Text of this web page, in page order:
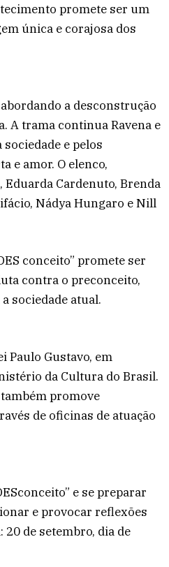
promete ser um
única e corajosa dos
a desconstrução
A trama continua Ravena e
e pelos
e amor. O elenco,
Cardenuto, Brenda
Nádya Hungaro e Nill
conceito” promete ser
contra o preconceito,
sociedade atual.
Paulo Gustavo, em
da Cultura do Brasil.
promove
de oficinas de atuação
e se preparar
e provocar reflexões
20 de setembro, dia de